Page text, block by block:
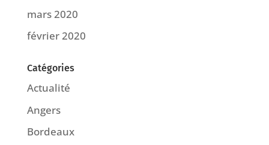
mars 2020
février 2020
Catégories
Actualité
Angers
Bordeaux